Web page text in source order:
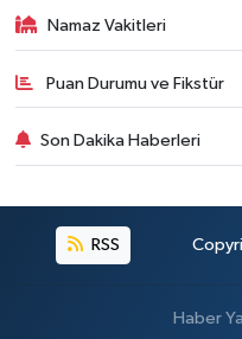
Namaz Vakitleri
Puan Durumu ve Fikstür
Son Dakika Haberleri
RSS
Haber